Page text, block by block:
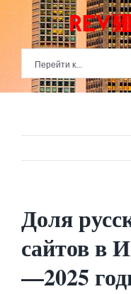
content
Перейти к...
Доля
сайтов в
—2025